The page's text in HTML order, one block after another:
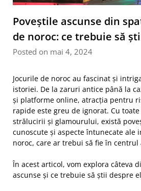
Poveștile ascunse din
de noroc: ce trebuie să
Posted on mai 4, 2024
Jocurile de noroc au fascinat și
istoriei. De la zaruri antice până la
și platforme online, atracția pentru
rapide este greu de ignorat. Cu
strălucirii și glamourului, există
cunoscute și aspecte întunecate ale
noroc, care ar trebui să fie în centrul
În acest articol, vom explora câteva
ascunse și ce trebuie să știi despre